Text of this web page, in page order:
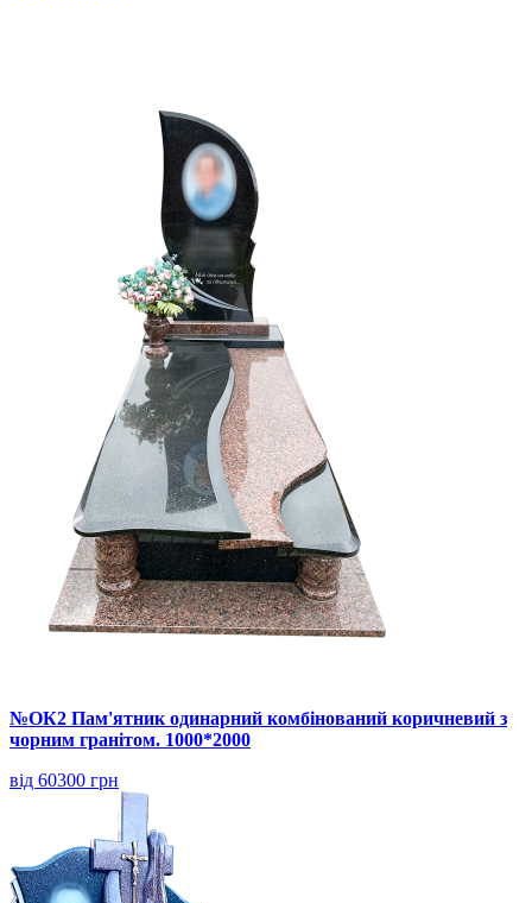
№ОК2 Пам'ятник одинарний комбінований коричневий з
чорним гранітом. 1000*2000
від 60300 грн